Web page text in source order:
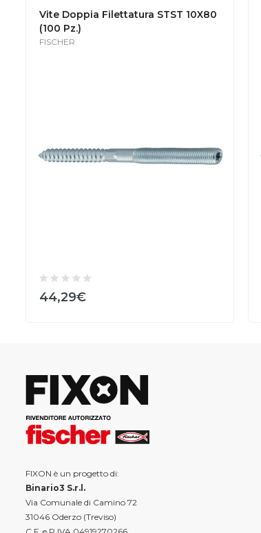
Vite Doppia Filettatura STST 10X80
(100 Pz.)
FISCHER
44,29€
FIXON è un progetto di:
Binario3 S.r.l.
Via Comunale di Camino 72
31046 Oderzo (Treviso)